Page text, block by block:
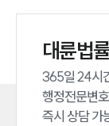
대륜법
365일 24시
행정전문변
즉시 상담 가